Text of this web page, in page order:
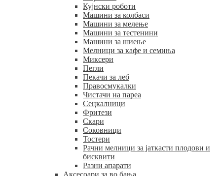
Кујнски роботи
Машини за колбаси
Машини за мелење
Машини за тестенини
Машини за шиење
Мелници за кафе и семиња
Миксери
Пегли
Пекачи за леб
Правосмукалки
Чистачи на пареа
Сецкалници
Фритези
Скари
Соковници
Тостери
Рачни мелници за јаткасти плодови и
бисквити
Разни апарати
Аксесоари за во бања